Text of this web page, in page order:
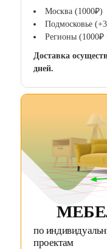
Москва (1000₽)
Подмосковье
Регионы
Доставка
дней.
по
проектам